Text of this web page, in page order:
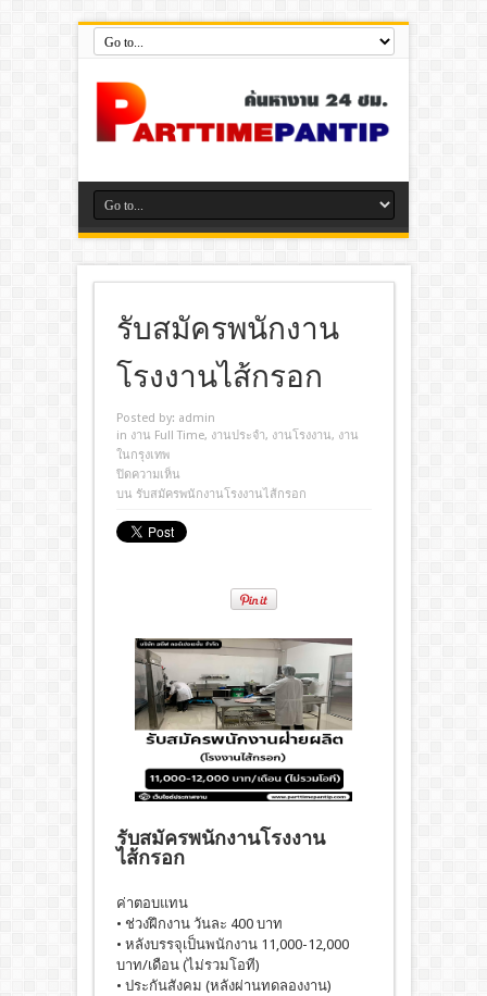
รับสมัครพนักงาน
โรงงานไส้กรอก
Posted by: admin
in งาน Full Time, งานประจํา, งานโรงงาน, งาน
ในกรุงเทพ
ปิดความเห็น
บน รับสมัครพนักงานโรงงานไส้กรอก
รับสมัครพนักงานโรงงาน
ไส้กรอก
ค่าตอบแทน
• ช่วงฝึกงาน วันละ 400 บาท
• หลังบรรจุเป็นพนักงาน 11,000-12,000
บาท/เดือน (ไม่รวมโอที)
• ประกันสังคม (หลังผ่านทดลองงาน)